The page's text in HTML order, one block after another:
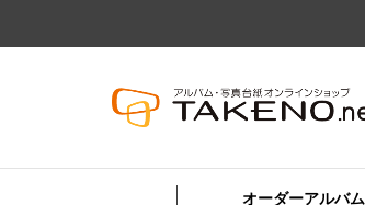
オーダーアルバム